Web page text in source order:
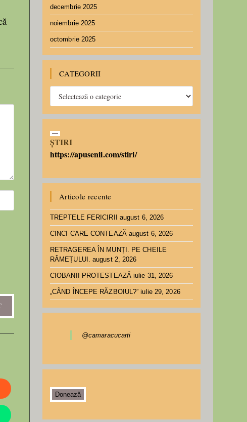
decembrie 2025
noiembrie 2025
octombrie 2025
CATEGORII
ȘTIRI
https://apusenii.com/stiri/
Articole recente
TREPTELE FERICIRII august 6, 2026
CINCI CARE CONTEAZĂ august 6, 2026
RETRAGEREA ÎN MUNȚI. PE CHEILE
RÂMEȚULUI. august 2, 2026
CIOBANII PROTESTEAZĂ iulie 31, 2026
„CÂND ÎNCEPE RĂZBOIUL?” iulie 29, 2026
@camaracucarti
Donează